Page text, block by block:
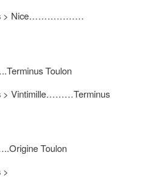
> Nice………………
Toulon
> Vintimille………Terminus
Toulon